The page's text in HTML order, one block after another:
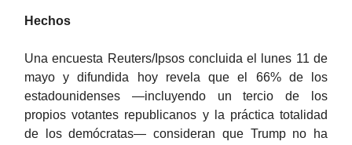
Hechos
Una encuesta Reuters/Ipsos concluida el lunes 11 de
mayo y difundida hoy revela que el 66% de los
estadounidenses —incluyendo un tercio de los
propios votantes republicanos y la práctica totalidad
de los demócratas— consideran que Trump no ha